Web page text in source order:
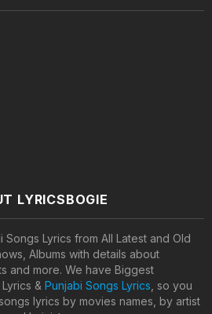
LYRICSBOGIE
Lyrics from All Latest and Old
Albums with details about
and more. We have Biggest
& Punjabi Songs Lyrics , so you
lyrics by movies names, by artist